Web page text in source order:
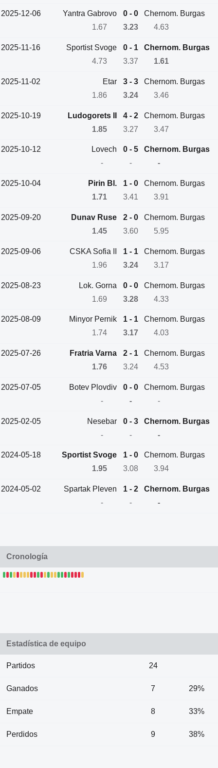
2025-12-06 Yantra Gabrovo 0 - 0
Chernom. Burgas
1.67
3.23 4.63
2025-11-16 Sportist Svoge 0 - 1
Chernom. Burgas
4.73
3.37 1.61
2025-11-02 Etar 3 - 3
Chernom. Burgas
1.86
3.24 3.46
2025-10-19 Ludogorets II 4 - 2
Chernom. Burgas
1.85
3.27 3.47
2025-10-12 Lovech 0 - 5
Chernom. Burgas
-
- -
2025-10-04 Pirin Bl. 1 - 0
Chernom. Burgas
1.71
3.41 3.91
2025-09-20 Dunav Ruse 2 - 0
Chernom. Burgas
1.45
3.60 5.95
2025-09-06 CSKA Sofia II 1 - 1
Chernom. Burgas
1.96
3.24 3.17
2025-08-23 Lok. Gorna 0 - 0
Chernom. Burgas
1.69
3.28 4.33
2025-08-09 Minyor Pernik 1 - 1
Chernom. Burgas
1.74
3.17 4.03
2025-07-26 Fratria Varna 2 - 1
Chernom. Burgas
1.76
3.24 4.53
2025-07-05 Botev Plovdiv 0 - 0
Chernom. Burgas
-
- -
2025-02-05 Nesebar 0 - 3
Chernom. Burgas
-
- -
2024-05-18 Sportist Svoge 1 - 0
Chernom. Burgas
1.95
3.08 3.94
2024-05-02 Spartak Pleven 1 - 2
Chernom. Burgas
-
- -
Cronología
Estadística de equipo
Partidos 24
Ganados 7 29%
Empate 8 33%
Perdidos 9 38%